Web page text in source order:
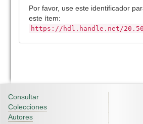
Por favor, use este identificador
este ítem:
https://hdl.handle.net/
Consultar
Colecciones
Autores